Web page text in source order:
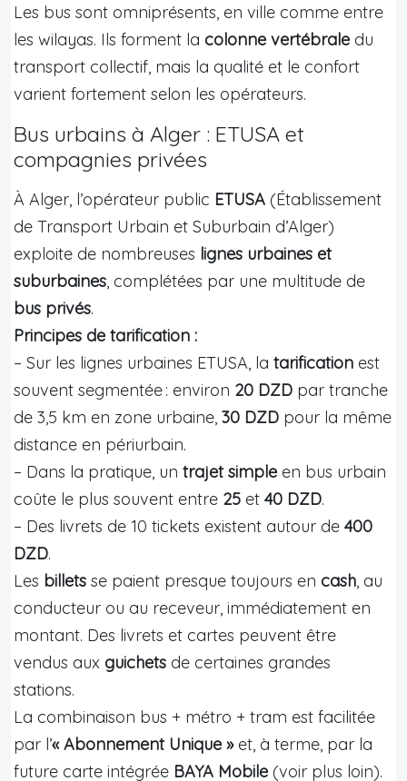
Les bus sont omniprésents, en ville comme entre
les wilayas. Ils forment la colonne vertébrale du
transport collectif, mais la qualité et le confort
varient fortement selon les opérateurs.
Bus urbains à Alger : ETUSA et
compagnies privées
À Alger, l’opérateur public ETUSA (Établissement
de Transport Urbain et Suburbain d’Alger)
exploite de nombreuses lignes urbaines et
suburbaines, complétées par une multitude de
bus privés.
Principes de tarification :
– Sur les lignes urbaines ETUSA, la tarification est
souvent segmentée : environ 20 DZD par tranche
de 3,5 km en zone urbaine, 30 DZD pour la même
distance en périurbain.
– Dans la pratique, un trajet simple en bus urbain
coûte le plus souvent entre 25 et 40 DZD.
– Des livrets de 10 tickets existent autour de 400
DZD.
Les billets se paient presque toujours en cash, au
conducteur ou au receveur, immédiatement en
montant. Des livrets et cartes peuvent être
vendus aux guichets de certaines grandes
stations.
La combinaison bus + métro + tram est facilitée
par l’« Abonnement Unique »et, à terme, par la
future carte intégrée BAYA Mobile (voir plus loin).